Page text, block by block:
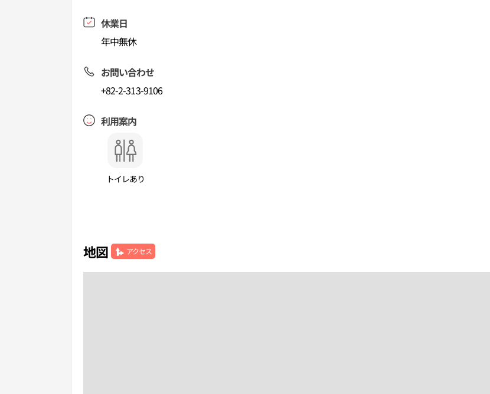
休業日
年中無休
お問い合わせ
+82-2-313-9106
利用案内
トイレあり
地図 アクセス